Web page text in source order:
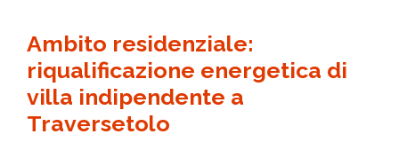
Ambito residenziale:
riqualificazione energetica di
villa indipendente a
Traversetolo